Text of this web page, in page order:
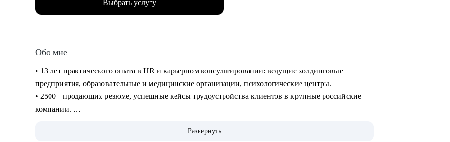
Выбрать услугу
Обо мне
• 13 лет практического опыта в HR и карьерном консультировании: ведущие холдинговые
предприятия, образовательные и медицинские организации, психологические центры.
• 2500+ продающих резюме, успешные кейсы трудоустройства клиентов в крупные российские
компании.
вы сможете посмотреть на себя «глазами рекрутера».
Развернуть